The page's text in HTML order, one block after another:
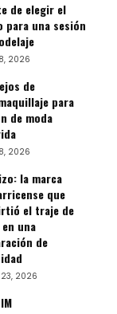
de elegir el
para una sesión
2026
de
para
de moda
2026
la marca
que
el traje de
una
de
23, 2026